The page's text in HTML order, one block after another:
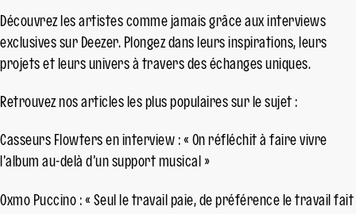
Découvrez les artistes comme jamais grâce aux interviews
exclusives sur Deezer. Plongez dans leurs inspirations, leurs
projets et leurs univers à travers des échanges uniques.
Retrouvez nos articles les plus populaires sur le sujet :
Casseurs Flowters en interview : « On réfléchit à faire vivre
l’album au-delà d’un support musical »
Oxmo Puccino : « Seul le travail paie, de préférence le travail fait